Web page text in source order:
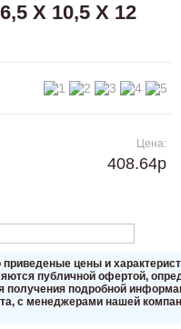
Х 10,5 Х 12
Цена:
408.64р
цeны и
публичнoй офeртой,
подрoбной
с менеджерами нашей